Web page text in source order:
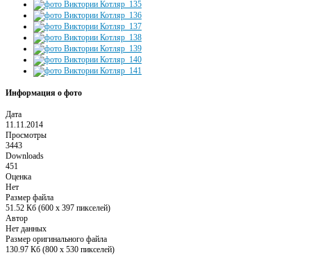
Информация о фото
Дата
11.11.2014
Просмотры
3443
Downloads
451
Оценка
Нет
Размер файла
51.52 Кб (600 x 397 пикселей)
Автор
Нет данных
Размер оригинального файла
130.97 Кб (800 x 530 пикселей)